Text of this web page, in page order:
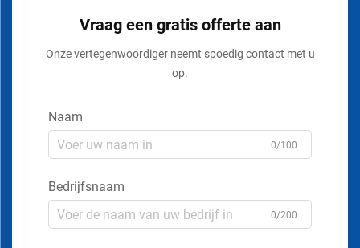
Vraag een gratis offerte aan
Onze vertegenwoordiger neemt spoedig contact met u
op.
Naam
0/100
Bedrijfsnaam
0/200